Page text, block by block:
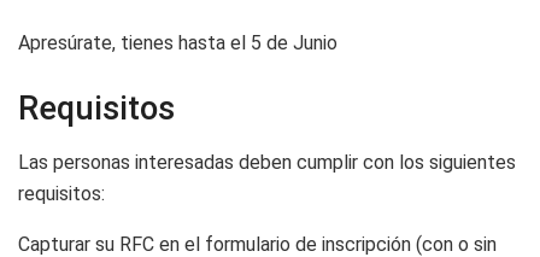
Apresúrate, tienes hasta el 5 de Junio
Requisitos
Las personas interesadas deben cumplir con los siguientes
requisitos:
Capturar su RFC en el formulario de inscripción (con o sin